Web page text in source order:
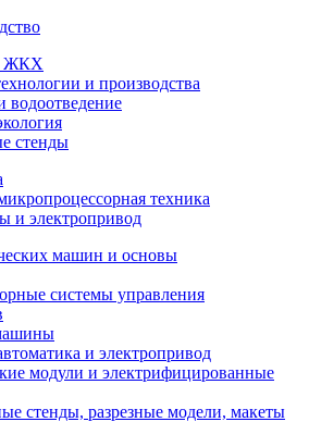
ЖКХ
и производства
водоотведение
стенды
техника
и электропривод
машин и основы
системы управления
и электропривод
модули и электрифицированные
стенды, разрезные модели, макеты